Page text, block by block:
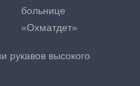
больнице
«Охматдет»
рукавов высокого